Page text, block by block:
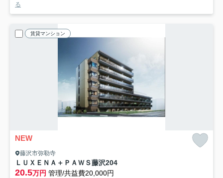
る
賃貸マンション
NEW
藤沢市弥勒寺
ＬＵＸＥＮＡ＋ＰＡＷＳ藤沢204
20.5万円 管理/共益費20,000円